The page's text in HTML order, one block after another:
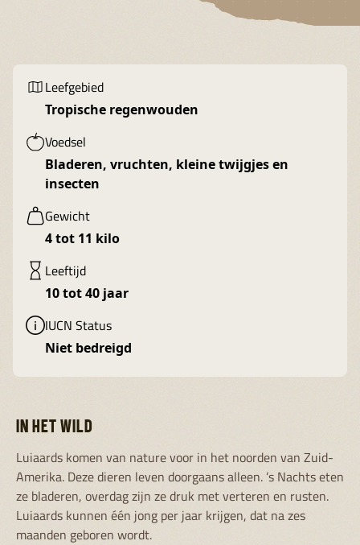
Leefgebied
Tropische regenwouden
Voedsel
Bladeren, vruchten, kleine twijgjes en
insecten
Gewicht
4 tot 11 kilo
Leeftijd
10 tot 40 jaar
IUCN Status
Niet bedreigd
IN HET WILD
Luiaards komen van nature voor in het noorden van Zuid-
Amerika. Deze dieren leven doorgaans alleen. ’s Nachts eten
ze bladeren, overdag zijn ze druk met verteren en rusten.
Luiaards kunnen één jong per jaar krijgen, dat na zes
maanden geboren wordt.